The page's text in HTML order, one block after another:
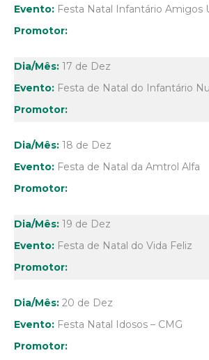
Festa Natal Infantário Amigos
17 de Dez
Festa de Natal do Infantário
18 de Dez
Festa de Natal da Amtrol Alfa
19 de Dez
Festa de Natal do Vida Feliz
20 de Dez
Festa Natal Idosos – CMG